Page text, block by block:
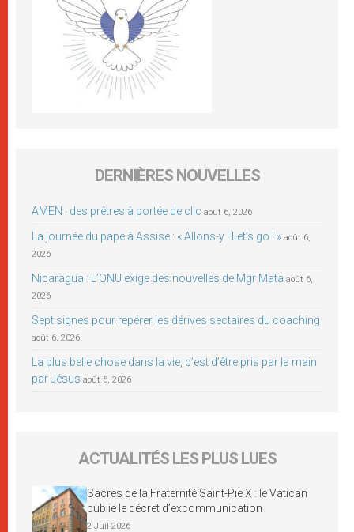
DERNIÈRES NOUVELLES
AMEN : des prêtres à portée de clic août 6, 2026
La journée du pape à Assise : « Allons-y ! Let’s go ! » août 6,
2026
Nicaragua : L’ONU exige des nouvelles de Mgr Mata août 6,
2026
Sept signes pour repérer les dérives sectaires du coaching
août 6, 2026
La plus belle chose dans la vie, c’est d’être pris par la main
par Jésus août 6, 2026
ACTUALITÉS LES PLUS LUES
Sacres de la Fraternité Saint-Pie X : le Vatican
publie le décret d’excommunication
2 Juil 2026